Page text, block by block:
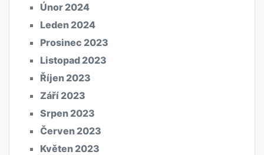
Únor 2024
Leden 2024
Prosinec 2023
Listopad 2023
Říjen 2023
Září 2023
Srpen 2023
Červen 2023
Květen 2023